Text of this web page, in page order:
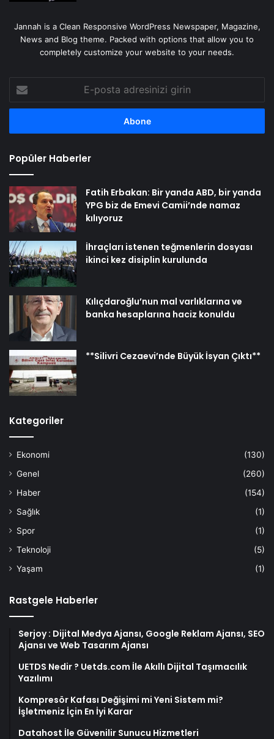
Jannah is a Clean Responsive WordPress Newspaper, Magazine,
News and Blog theme. Packed with options that allow you to
completely customize your website to your needs.
posta
adresinizi
Popüler Haberler
Fatih Erbakan: Bir yanda ABD, bir yanda
YPG biz de Emevi Camii’nde namaz
kılıyoruz
İhraçları istenen teğmenlerin dosyası
ikinci kez disiplin kurulunda
Kılıçdaroğlu’nun mal varlıklarına ve
banka hesaplarına haciz konuldu
**Silivri Cezaevi’nde Büyük İsyan Çıktı**
Kategoriler
Ekonomi
(130)
Genel
(260)
Haber
(154)
Sağlık
(1)
Spor
(1)
Teknoloji
(5)
Yaşam
(1)
Rastgele Haberler
Serjoy : Dijital Medya Ajansı, Google Reklam Ajansı, SEO
Ajansı ve Web Tasarım Ajansı
UETDS Nedir ? Uetds.com İle Akıllı Dijital Taşımacılık
Yazılımı
Kompresör Kafası Değişimi mi Yeni Sistem mi?
İşletmeniz İçin En İyi Karar
Datahost İle Güvenilir Sunucu Hizmetleri